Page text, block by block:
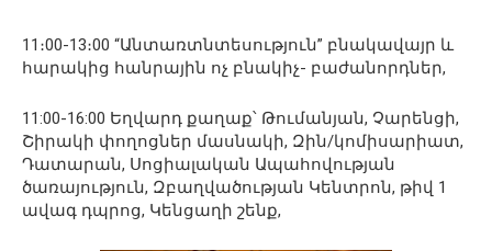
11։00-13։00 “Անտառտնտեսություն” բնակավայր և
հարակից հանրային ոչ բնակիչ- բաժանորդներ,
11:00-16:00 Եղվարդ քաղաք՝ Թումանյան, Չարենցի,
Շիրակի փողոցներ մասնակի, Զին/կոմիսարիատ,
Դատարան, Սոցիալական Ապահովության
ծառայություն, Զբաղվածության Կենտրոն, թիվ 1
ավագ դպրոց, Կենցաղի շենք,